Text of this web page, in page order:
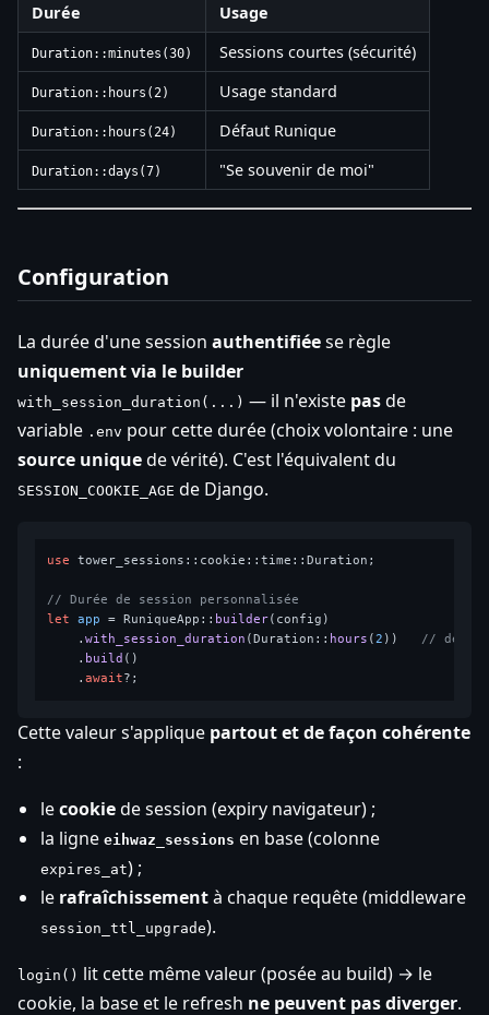
Durée Usage
Duration::minutes(30) Sessions courtes (sécurité)
Duration::hours(2) Usage standard
Duration::hours(24) Défaut Runique
Duration::days(7) "Se souvenir de moi"
Configuration
La durée d'une session authentifiéese règle
uniquement via le builder
with_session_duration(...) — il n'existe pasde
variable .env pour cette durée (choix volontaire : une
source uniquede vérité). C'est l'équivalent du
SESSION_COOKIE_AGE de Django.
use tower_sessions::cookie::time::Duration;
// Durée de session personnalisée
let
app = RuniqueApp:: builder(config)
    .
with_session_duration (Duration:: hours (2 )) //
    .
build ()
    .
await
Cette valeur s'applique partout et de façon cohérente
:
lecookiede session (expiry navigateur) ;
la ligne eihwaz_sessions en base (colonne
expires_at) ;
le rafraîchissementà chaque requête (middleware
session_ttl_upgrade).
login() lit cette même valeur (posée au build) → le
cookie, la base et le refresh ne peuvent pas diverger.